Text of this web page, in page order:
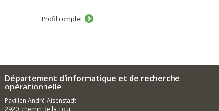
Profil complet
Département d'informatique et de recherche
opérationnelle
Pavillon André-Aisenstadt
2920, chemin de la Tour